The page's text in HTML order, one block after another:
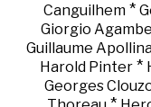
Canguilhem *
Giorgio
Guillaume
Harold Pinter*
Georges